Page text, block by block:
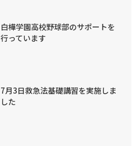
白樺学園高校野球部のサポートを
行っています
7月3日救急法基礎講習を実施しま
した